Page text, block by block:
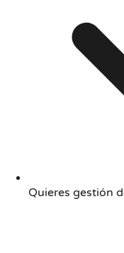
Quieres gestión